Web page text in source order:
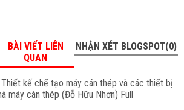
BÀI VIẾT LIÊN
QUAN
NHẬN XÉT BLOGSPOT(0)
kế chế tạo máy cán thép và các thiết bị
máy cán thép (Đỗ Hữu Nhơn) Full